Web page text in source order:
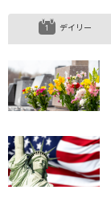
デイリー